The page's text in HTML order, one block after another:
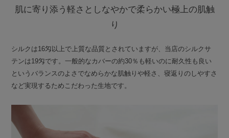
肌に寄り添う軽さとしなやかで柔らかい極上の肌触
り
シルクは16匁以上で上質な品質とされていますが、当店のシルクサ
テンは19匁です。一般的なカバーの約30％も軽いのに耐久性も良い
というバランスのよさでなめらかな肌触りや軽さ、寝返りのしやすさ
など実現するためこだわった生地です。